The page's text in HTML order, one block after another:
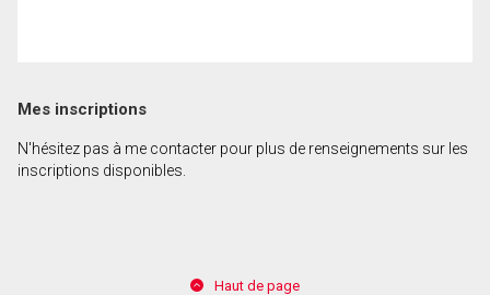
Mes inscriptions
N'hésitez pas à me contacter pour plus de renseignements sur les
inscriptions disponibles.
Haut de page